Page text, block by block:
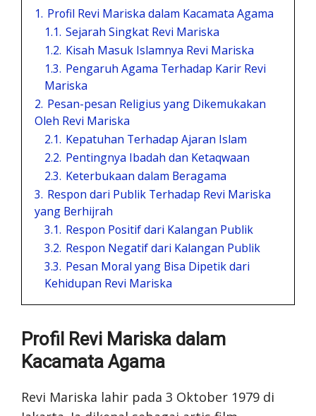
1. Profil Revi Mariska dalam Kacamata Agama
1.1. Sejarah Singkat Revi Mariska
1.2. Kisah Masuk Islamnya Revi Mariska
1.3. Pengaruh Agama Terhadap Karir Revi
Mariska
2. Pesan-pesan Religius yang Dikemukakan
Oleh Revi Mariska
2.1. Kepatuhan Terhadap Ajaran Islam
2.2. Pentingnya Ibadah dan Ketaqwaan
2.3. Keterbukaan dalam Beragama
3. Respon dari Publik Terhadap Revi Mariska
yang Berhijrah
3.1. Respon Positif dari Kalangan Publik
3.2. Respon Negatif dari Kalangan Publik
3.3. Pesan Moral yang Bisa Dipetik dari
Kehidupan Revi Mariska
Profil Revi Mariska dalam
Kacamata Agama
Revi Mariska lahir pada 3 Oktober 1979 di